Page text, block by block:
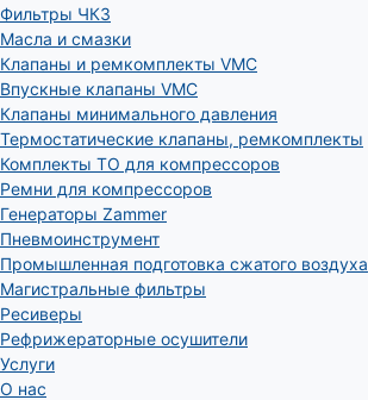
Фильтры ЧКЗ
Масла и смазки
Клапаны и ремкомплекты VMC
Впускные клапаны VMC
Клапаны минимального давления
Термостатические клапаны, ремкомплекты
Комплекты ТО для компрессоров
Ремни для компрессоров
Генераторы Zammer
Пневмоинструмент
Промышленная подготовка сжатого воздуха
Магистральные фильтры
Ресиверы
Рефрижераторные осушители
Услуги
О нас